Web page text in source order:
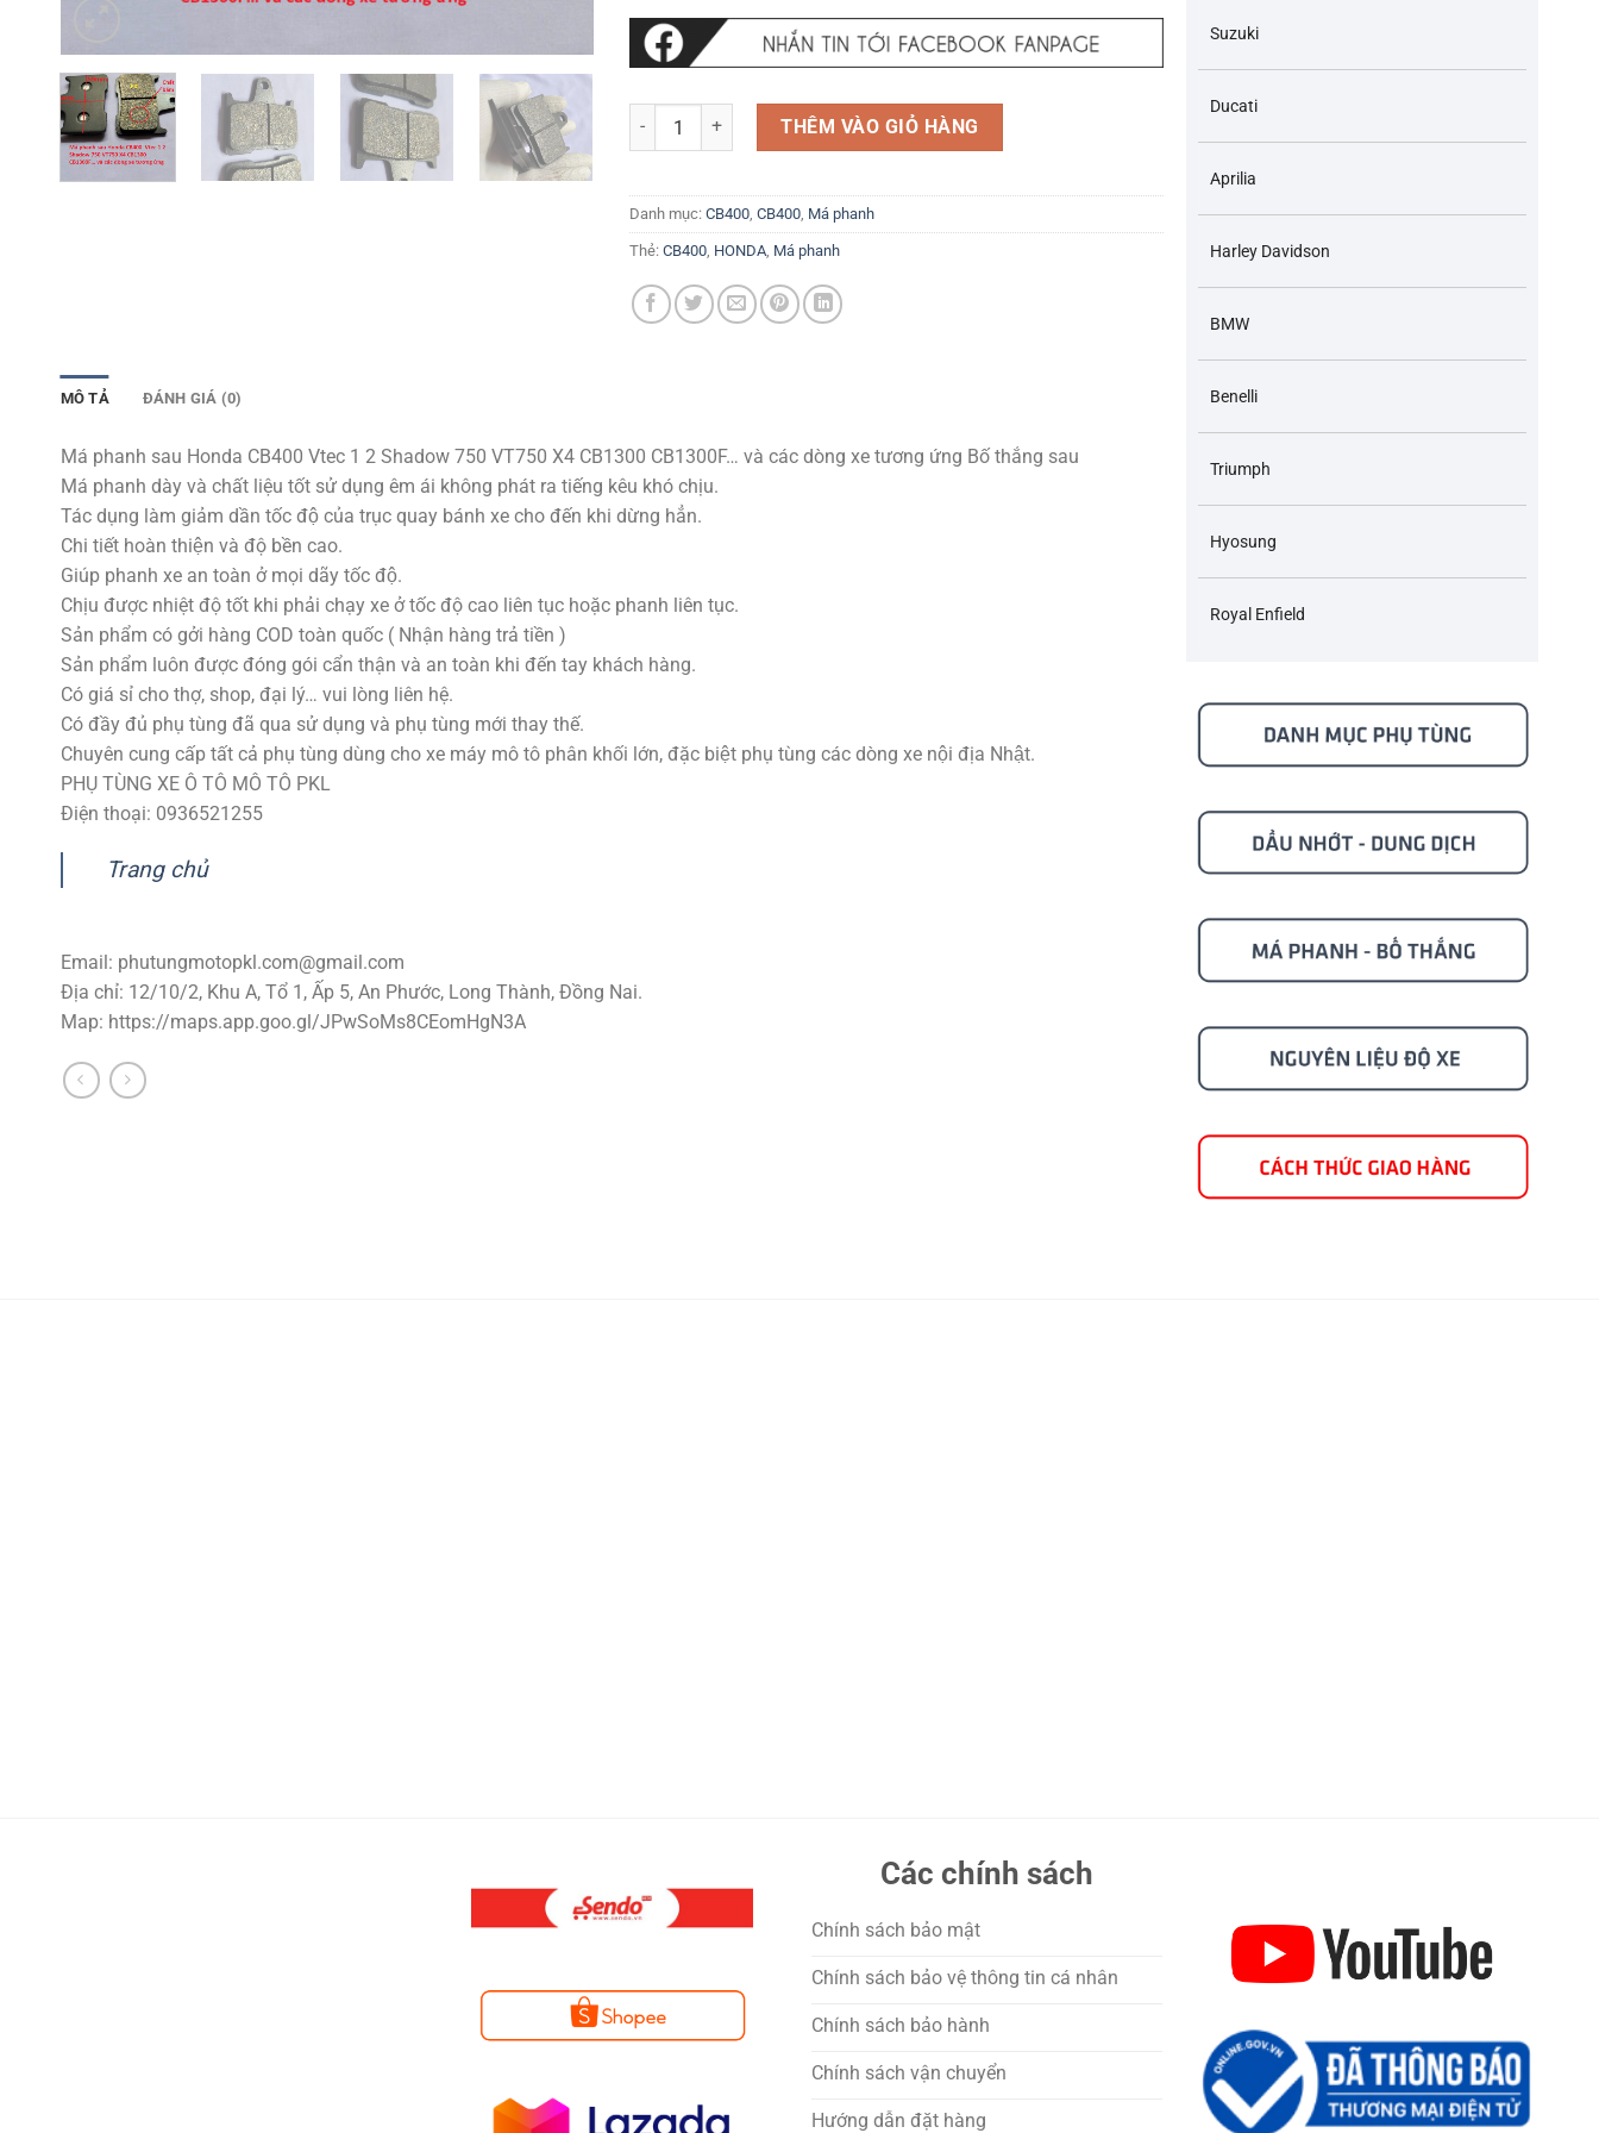
Má phanh sau Honda CB400 Vtec 1 2 Shadow 750 VT750 X4 CB1300 CB1300F… và các dòng xe tương ứng Bố thắng sau số lượng
THÊM VÀO GIỎ HÀNG
Danh mục:CB400 ,CB400 Má phanh
Thẻ:CB400 HONDA Má phanh
MÔ TẢ ĐÁNH GIÁ (0)
Má phanh sau Honda CB400 Vtec 1 2 Shadow 750 VT750 X4 CB1300 CB1300F… và các dòng xe tương ứng Bố thắng sau
Má phanh dày và chất liệu tốt sử dụng êm ái không phát ra tiếng kêu khó chịu.
Tác dụng làm giảm dần tốc độ của trục quay bánh xe cho đến khi dừng hẳn.
Chi tiết hoàn thiện và độ bền cao.
Giúp phanh xe an toàn ở mọi dãy tốc độ.
Chịu được nhiệt độ tốt khi phải chạy xe ở tốc độ cao liên tục hoặc phanh liên tục.
Sản phẩm có gởi hàng COD toàn quốc ( Nhận hàng trả tiền )
Sản phẩm luôn được đóng gói cẩn thận và an toàn khi đến tay khách hàng.
Có giá sỉ cho thợ, shop, đại lý… vui lòng liên hệ.
Có đầy đủ phụ tùng đã qua sử dụng và phụ tùng mới thay thế.
Chuyên cung cấp tất cả phụ tùng dùng cho xe máy mô tô phân khối lớn, đặc biệt phụ tùng các dòng xe nội địa Nhật.
PHỤ TÙNG XE Ô TÔ MÔ TÔ PKL
Điện thoại: 0936521255
Trang chủ
Email: phutungmotopkl.com@gmail.com
Địa chỉ: 12/10/2, Khu A, Tổ 1, Ấp 5, An Phước, Long Thành, Đồng Nai.
Map: https://maps.app.goo.gl/JPwSoMs8CEomHgN3A
Suzuki
Ducati
Aprilia
Harley Davidson
BMW
Benelli
Triumph
Hyosung
Royal Enfield
Các chính sách
Chính sách bảo mật
Chính sách bảo vệ thông tin cá nhân
Chính sách bảo hành
Chính sách vận chuyển
Hướng dẫn đặt hàng